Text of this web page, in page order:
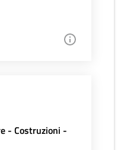
- Costruzioni -